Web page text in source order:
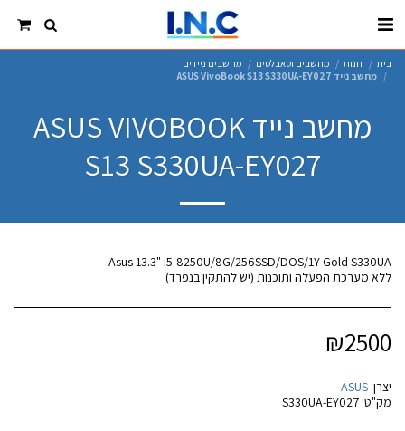
בית חנות מחשבים וטאבלטים
מחשבים ניידים
מחשב נייד ASUS VivoBook S13 S330UA-EY027
מחשב נייד ASUS VIVOBOOK
S13 S330UA-EY027
ללא מערכת הפעלה ותוכנות (יש להתקין בנפרד)
₪2500
יצרן: ASUS
מק"ט: S330UA-EY027